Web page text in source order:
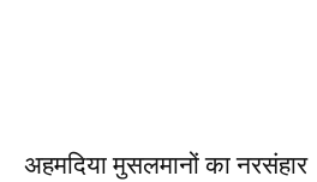
अहमदिया मुसलमानों का नरसंहार